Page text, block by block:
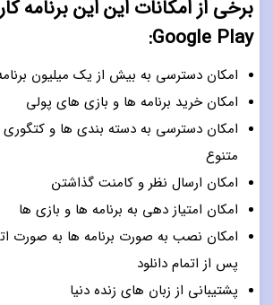
برخی از امکانات این این برنامه
Google Play:
امکان دسترسی به بیش از یک میلیون
امکان خرید برنامه ها و بازی های پولی
امکان دسترسی به دسته بندی ها و کتگوری
متنوع
امکان ارسال نظر و کامنت گذاشتن
امکان امتیاز دهی به برنامه ها و بازی ها
امکان نصب به صورت برنامه ها به صورت
پس از اتمام دانلود
پشتیبانی از زبان های زنده دنیا